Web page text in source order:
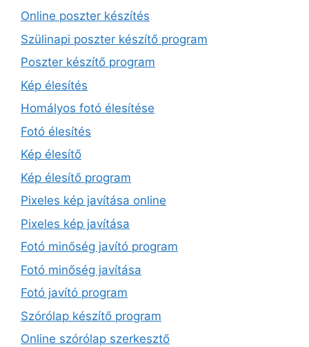
Online poszter készítés
Szülinapi poszter készítő program
Poszter készítő program
Kép élesítés
Homályos fotó élesítése
Fotó élesítés
Kép élesítő
Kép élesítő program
Pixeles kép javítása online
Pixeles kép javítása
Fotó minőség javító program
Fotó minőség javítása
Fotó javító program
Szórólap készítő program
Online szórólap szerkesztő